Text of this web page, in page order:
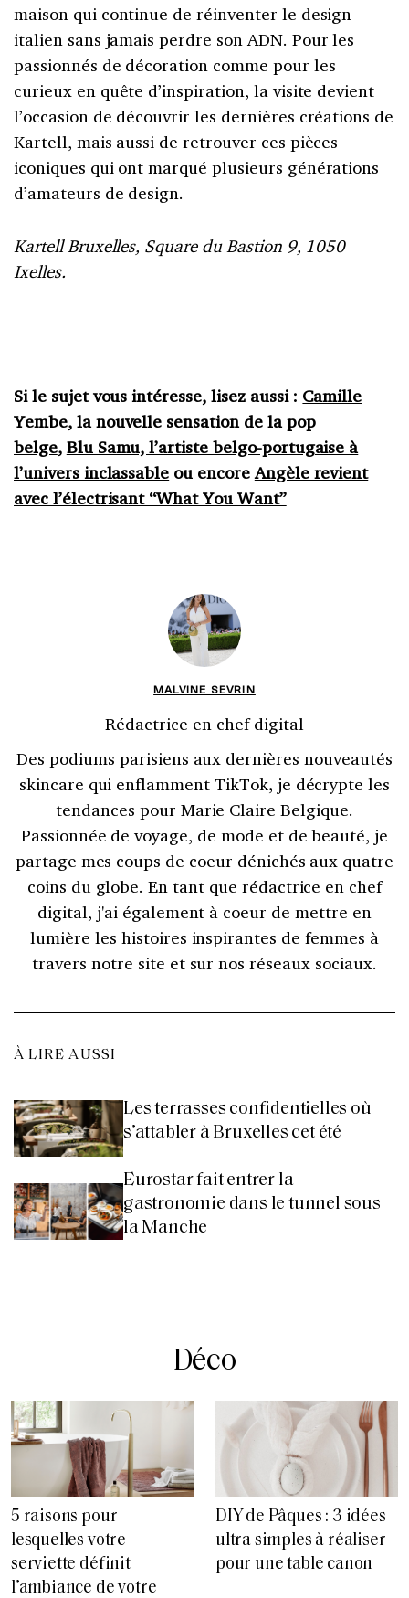
maison qui continue de réinventer le design
italien sans jamais perdre son ADN. Pour les
passionnés de décoration comme pour les
curieux en quête d’inspiration, la visite devient
l’occasion de découvrir les dernières créations de
Kartell, mais aussi de retrouver ces pièces
iconiques qui ont marqué plusieurs générations
d’amateurs de design.
Kartell Bruxelles, Square du Bastion 9, 1050
Ixelles.
Si le sujet vous intéresse, lisez aussi : Camille
Yembe, la nouvelle sensation de la pop
belge, Blu Samu, l’artiste belgo-portugaise à
l’univers inclassable ou encoreAngèle revient
avec l’électrisant “What You Want”
MALVINE SEVRIN
Rédactrice en chef digital
Des podiums parisiens aux dernières nouveautés
skincare qui enflamment TikTok, je décrypte les
tendances pour Marie Claire Belgique.
Passionnée de voyage, de mode et de beauté, je
partage mes coups de coeur dénichés aux quatre
coins du globe. En tant que rédactrice en chef
digital, j'ai également à coeur de mettre en
lumière les histoires inspirantes de femmes à
travers notre site et sur nos réseaux sociaux.
À LIRE AUSSI
Les terrasses confidentielles où
s’attabler à Bruxelles cet été
Eurostar fait entrer la
gastronomie dans le tunnel sous
la Manche
Déco
5 raisons pour
lesquelles votre
serviette définit
l’ambiance de votre
DIY de Pâques : 3 idées
ultra simples à réaliser
pour une table canon